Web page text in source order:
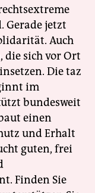
Gerade jetzt
Auch
die sich vor Ort
Die taz
im
bundesweit
einen
und Erhalt
guten, frei
Finden Sie